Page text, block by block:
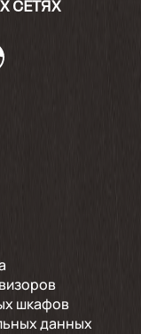
СЕТЯХ
шкафов
данных